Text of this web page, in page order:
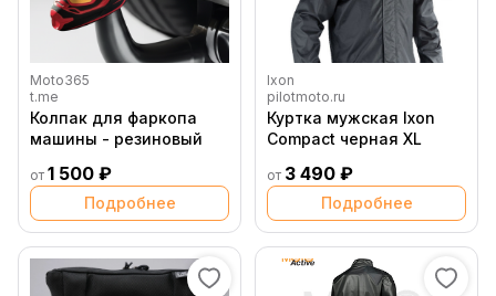
Moto365
t.me
Колпак для фаркопа
машины - резиновый
от 1 500 ₽
Подробнее
Ixon
pilotmoto.ru
Куртка мужская Ixon
Compact черная XL
от 3 490 ₽
Подробнее